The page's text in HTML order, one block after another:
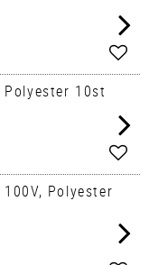
Add
10st
Add
Polyester